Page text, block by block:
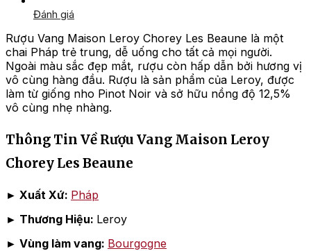
Đánh giá
Rượu Vang Maison Leroy Chorey Les Beaune là một
chai Pháp trẻ trung, dễ uống cho tất cả mọi người.
Ngoài màu sắc đẹp mắt, rượu còn hấp dẫn bởi hương vị
vô cùng hàng đầu. Rượu là sản phẩm của Leroy, được
làm từ giống nho Pinot Noir và sở hữu nồng độ 12,5%
vô cùng nhẹ nhàng.
Thông Tin Về Rượu Vang Maison Leroy
Chorey Les Beaune
► Xuất Xứ: Pháp
► Thương Hiệu: Leroy
► Vùng làm vang: Bourgogne